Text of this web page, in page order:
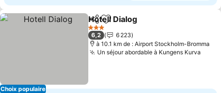
Choix populaire
PartagerAjouter à mes favoris
Hotell Dialog
3 Étoiles
6,2
6 223
à 10.1 km de : Airport Stockholm-Bromma
Un séjour abordable à Kungens Kurva